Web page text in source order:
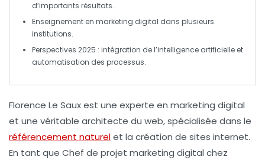
d’importants résultats.
Enseignement en marketing digital dans plusieurs
institutions.
Perspectives 2025 : intégration de l’intelligence artificielle et
automatisation des processus.
Florence Le Sauxest une experte en marketing digital
et une véritable architecte du web, spécialisée dans le
référencement naturelet la création de sites internet.
En tant que Chef de projet marketing digital chez